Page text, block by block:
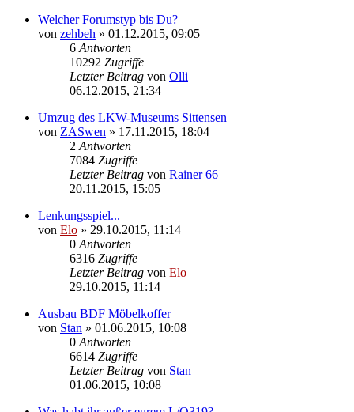
Welcher Forumstyp bis Du?
von zehbeh » 01.12.2015, 09:05
6 Antworten
10292 Zugriffe
Letzter Beitrag von Olli
06.12.2015, 21:34
Umzug des LKW-Museums Sittensen
von ZASwen » 17.11.2015, 18:04
2 Antworten
7084 Zugriffe
Letzter Beitrag von Rainer 66
20.11.2015, 15:05
Lenkungsspiel...
von Elo » 29.10.2015, 11:14
0 Antworten
6316 Zugriffe
Letzter Beitrag von Elo
29.10.2015, 11:14
Ausbau BDF Möbelkoffer
von Stan » 01.06.2015, 10:08
0 Antworten
6614 Zugriffe
Letzter Beitrag von Stan
01.06.2015, 10:08